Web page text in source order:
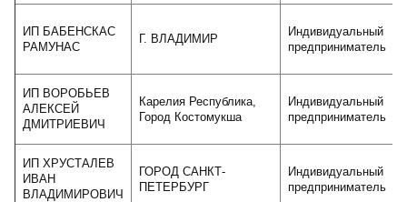
ИП БАБЕНСКАС
РАМУНАС
Г. ВЛАДИМИР
Индивидуальный
предприниматель
ИП ВОРОБЬЕВ
АЛЕКСЕЙ
ДМИТРИЕВИЧ
Карелия Республика,
Город Костомукша
Индивидуальный
предприниматель
ИП ХРУСТАЛЕВ
ИВАН
ВЛАДИМИРОВИЧ
ГОРОД САНКТ-
ПЕТЕРБУРГ
Индивидуальный
предприниматель